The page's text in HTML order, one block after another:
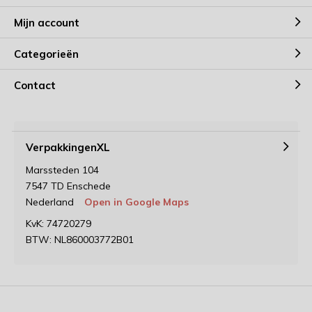
Mijn account
Categorieën
Contact
VerpakkingenXL
Marssteden 104
7547 TD Enschede
Nederland
Open in Google Maps
KvK: 74720279
BTW: NL860003772B01